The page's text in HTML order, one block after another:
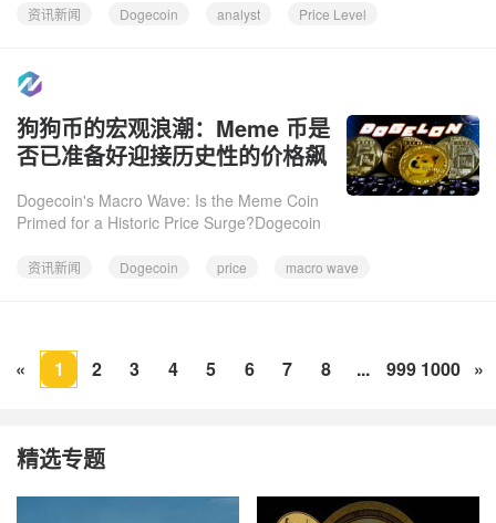
coin finds itself at
资讯新闻 Dogecoin analyst Price Level
22
狗狗币的宏观浪潮：Meme 币是
否已准备好迎接历史性的价格飙
Dogecoin's Macro Wave: Is the Meme Coin
Primed for a Historic Price Surge?Dogecoin
technical analysts eyeing
资讯新闻 Dogecoin price macro wave
« 1 2 3 4 5 6 7 8 ... 999 1000 »
精选专题